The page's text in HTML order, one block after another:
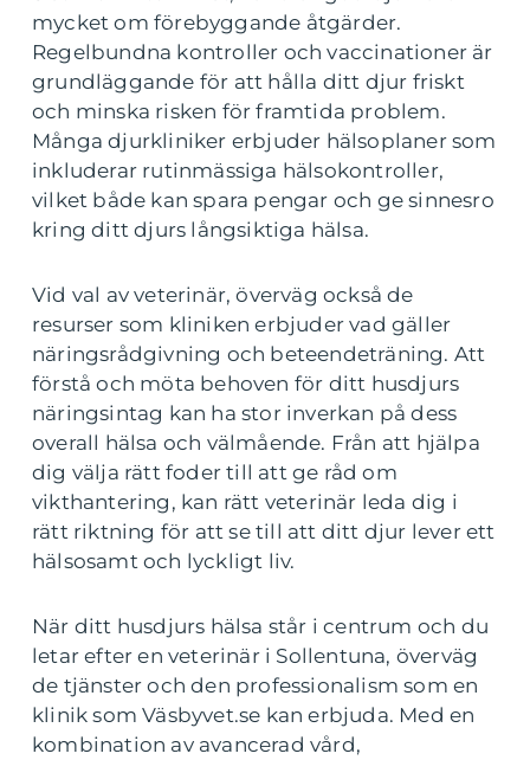
mycket om förebyggande åtgärder.
Regelbundna kontroller och vaccinationer är
grundläggande för att hålla ditt djur friskt
och minska risken för framtida problem.
Många djurkliniker erbjuder hälsoplaner som
inkluderar rutinmässiga hälsokontroller,
vilket både kan spara pengar och ge sinnesro
kring ditt djurs långsiktiga hälsa.
Vid val av veterinär, överväg också de
resurser som kliniken erbjuder vad gäller
näringsrådgivning och beteendeträning. Att
förstå och möta behoven för ditt husdjurs
näringsintag kan ha stor inverkan på dess
overall hälsa och välmående. Från att hjälpa
dig välja rätt foder till att ge råd om
vikthantering, kan rätt veterinär leda dig i
rätt riktning för att se till att ditt djur lever ett
hälsosamt och lyckligt liv.
När ditt husdjurs hälsa står i centrum och du
letar efter en veterinär i Sollentuna, överväg
de tjänster och den professionalism som en
klinik som Väsbyvet.se kan erbjuda. Med en
kombination av avancerad vård,